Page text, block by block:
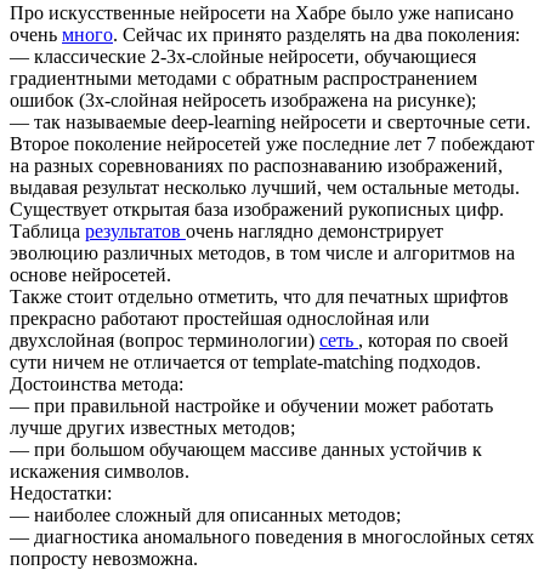
Про искусственные нейросети на Хабре было уже написано
очень много. Сейчас их принято разделять на два поколения:
— классические 2-3х-слойные нейросети, обучающиеся
градиентными методами с обратным распространением
ошибок (3х-слойная нейросеть изображена на рисунке);
— так называемые deep-learning нейросети и сверточные сети.
Второе поколение нейросетей уже последние лет 7 побеждают
на разных соревнованиях по распознаванию изображений,
выдавая результат несколько лучший, чем остальные методы.
Существует открытая база изображений рукописных цифр.
Таблица результатов очень наглядно демонстрирует
эволюцию различных методов, в том числе и алгоритмов на
основе нейросетей.
Также стоит отдельно отметить, что для печатных шрифтов
прекрасно работают простейшая однослойная или
двухслойная (вопрос терминологии) сеть , которая по своей
сути ничем не отличается от template-matching подходов.
Достоинства метода:
— при правильной настройке и обучении может работать
лучше других известных методов;
— при большом обучающем массиве данных устойчив к
искажения символов.
Недостатки:
— наиболее сложный для описанных методов;
— диагностика аномального поведения в многослойных сетях
попросту невозможна.